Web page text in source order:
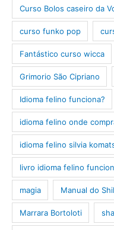
Curso Bolos caseiro da
curso funko pop
Fantástico curso wicca
Grimorio São Cipriano
Idioma felino funciona?
idioma felino onde
idioma felino silvia
livro idioma felino
magia Manual do
Marrara Bortoloti